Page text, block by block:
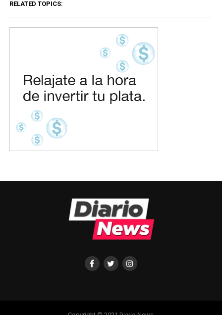
RELATED TOPICS: